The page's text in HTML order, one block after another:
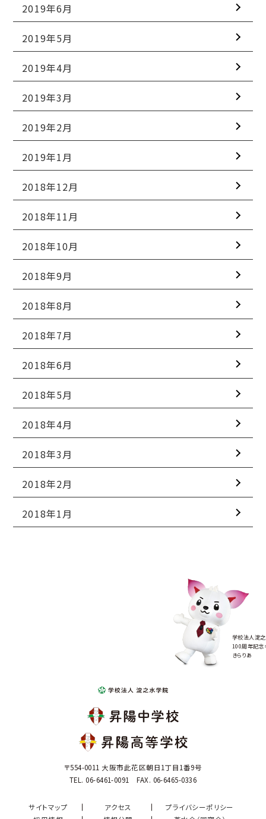
2019年6月
2019年5月
2019年4月
2019年3月
2019年2月
2019年1月
2018年12月
2018年11月
2018年10月
2018年9月
2018年8月
2018年7月
2018年6月
2018年5月
2018年4月
2018年3月
2018年2月
2018年1月
学校法人淀
100周年記念
きらりあ
〒554-0011 大阪市此花区朝日1丁目1番9号
TEL. 06-6461-0091 FAX. 06-6465-0336
サイトマップ アクセス
プライバシーポリシー